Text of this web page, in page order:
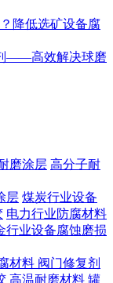
降低选矿设备腐
——高效解决球磨
磨涂层 高分子耐
层 煤炭行业设备
电力行业防腐材料
行业设备腐蚀磨损
材料 阀门修复剂
高温耐磨材料 罐